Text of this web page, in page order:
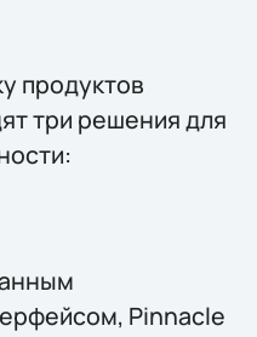
продуктов
три решения для
Pinnacle